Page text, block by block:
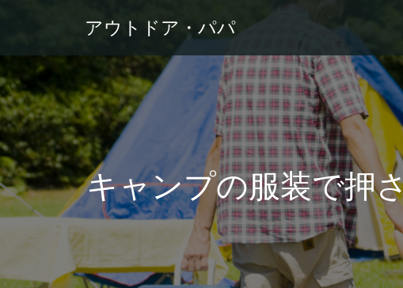
アウトドア・パパ
キャンプの服装で押